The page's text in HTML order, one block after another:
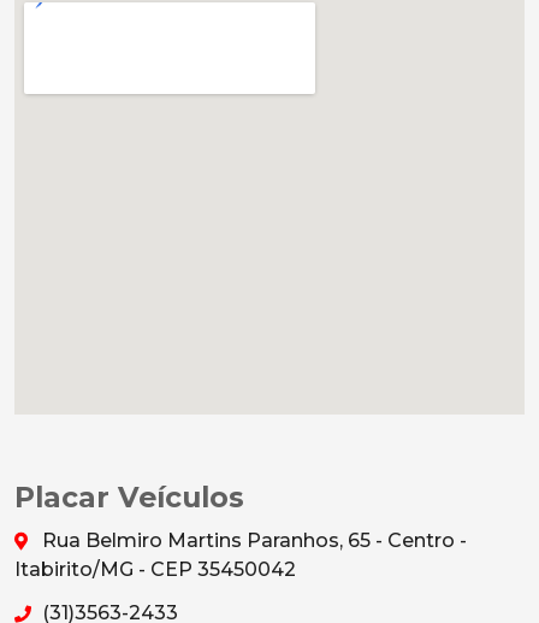
Placar Veículos
Rua Belmiro Martins Paranhos, 65 - Centro -
Itabirito/MG - CEP 35450042
(31)3563-2433